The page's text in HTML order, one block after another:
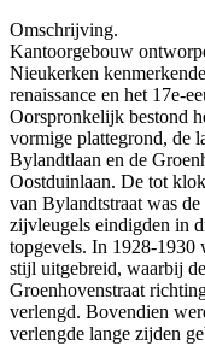
Omschrijving.
Kantoorgebouw
Nieukerken
renaissance en het 17e-
Oorspronkelijk bestond
vormige plattegrond, de
Bylandtlaan en de
Oostduinlaan. De tot
van Bylandtstraat was
zijvleugels eindigden in
topgevels. In 1928-1930
stijl uitgebreid, waarbij
Groenhovenstraat
verlengd. Bovendien
verlengde lange zijden